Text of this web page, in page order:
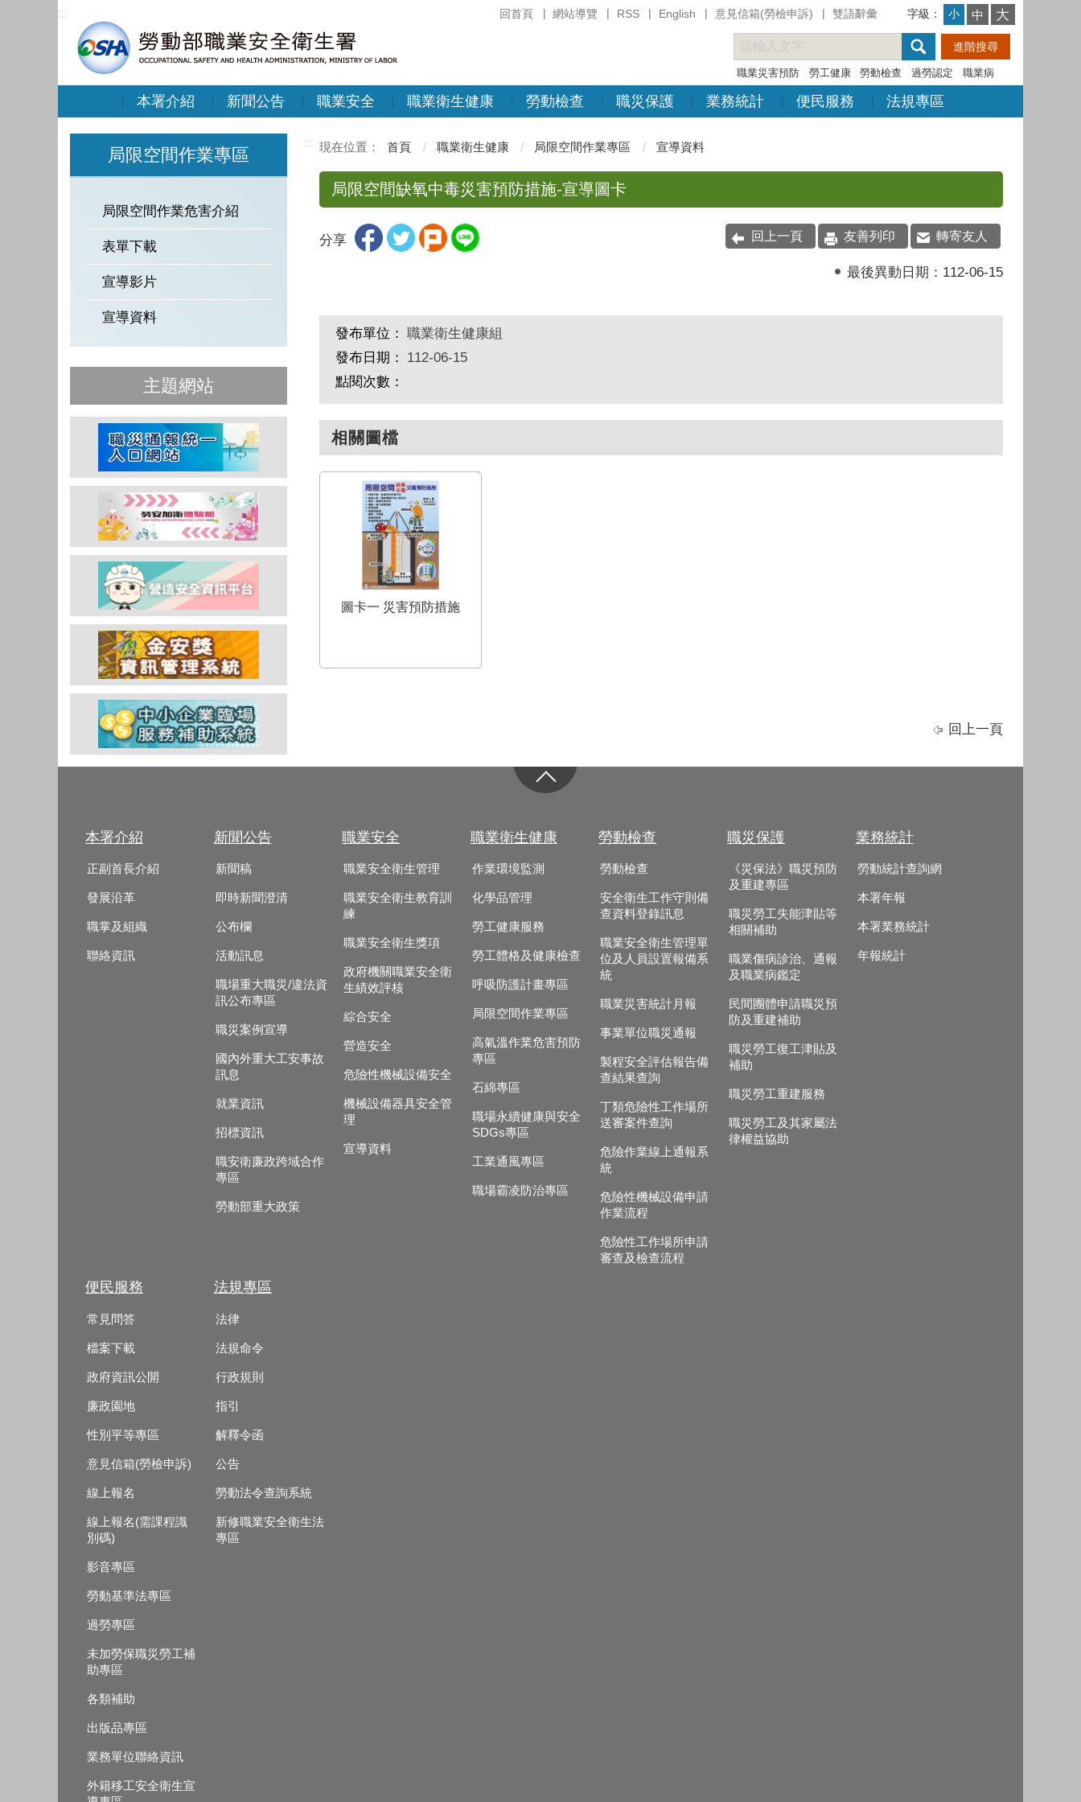
回首頁 網站導覽 RSS English 意見信箱(勞檢申訴) 雙語辭彙
::: 字級： 小 中 大
職業災害預防 勞工健康 勞動檢查 過勞認定 職業病
本署介紹 新聞公告 職業安全 職業衛生健康 勞動檢查 職災保護 業務統計 便民服務 法規專區
局限空間作業專區
局限空間作業危害介紹
表單下載
宣導影片
宣導資料
主題網站
::: 首頁 職業衛生健康 局限空間作業專區 宣導資料
局限空間缺氧中毒災害預防措施-宣導圖卡
分享 回上一頁 友善列印 轉寄友人
最後異動日期： 112-06-15
發布單位： 職業衛生健康組
發布日期：
112-06-15
點閱次數：
相關圖檔
圖卡一 災害預防措施
回上一頁
本署介紹
正副首長介紹
發展沿革
職掌及組織
聯絡資訊
新聞公告
新聞稿
即時新聞澄清
公布欄
活動訊息
職場重大職災/違法資
訊公布專區
職災案例宣導
國內外重大工安事故
訊息
就業資訊
招標資訊
職安衛廉政跨域合作
專區
勞動部重大政策
職業安全
職業安全衛生管理
職業安全衛生教育訓
練
職業安全衛生獎項
政府機關職業安全衛
生績效評核
綜合安全
營造安全
危險性機械設備安全
機械設備器具安全管
理
宣導資料
職業衛生健康
作業環境監測
化學品管理
勞工健康服務
勞工體格及健康檢查
呼吸防護計畫專區
局限空間作業專區
高氣溫作業危害預防
專區
石綿專區
職場永續健康與安全
SDGs專區
工業通風專區
職場霸凌防治專區
勞動檢查
勞動檢查
安全衛生工作守則備
查資料登錄訊息
職業安全衛生管理單
位及人員設置報備系
統
職業災害統計月報
事業單位職災通報
製程安全評估報告備
查結果查詢
丁類危險性工作場所
送審案件查詢
危險作業線上通報系
統
危險性機械設備申請
作業流程
危險性工作場所申請
審查及檢查流程
職災保護
《災保法》職災預防
及重建專區
職災勞工失能津貼等
相關補助
職業傷病診治、通報
及職業病鑑定
民間團體申請職災預
防及重建補助
職災勞工復工津貼及
補助
職災勞工重建服務
職災勞工及其家屬法
律權益協助
業務統計
勞動統計查詢網
本署年報
本署業務統計
年報統計
便民服務
常見問答
檔案下載
政府資訊公開
廉政園地
性別平等專區
意見信箱(勞檢申訴)
線上報名
線上報名(需課程識
別碼)
影音專區
勞動基準法專區
過勞專區
未加勞保職災勞工補
助專區
各類補助
出版品專區
業務單位聯絡資訊
外籍移工安全衛生宣
法規專區
法律
法規命令
行政規則
指引
解釋令函
公告
勞動法令查詢系統
新修職業安全衛生法
專區